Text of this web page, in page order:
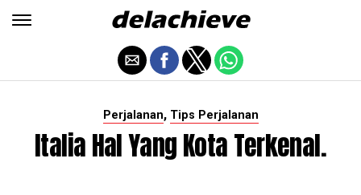
Perjalanan, Tips Perjalanan
Italia Hal Yang Kota Terkenal.